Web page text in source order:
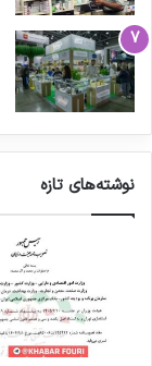
نوشته‌های تازه